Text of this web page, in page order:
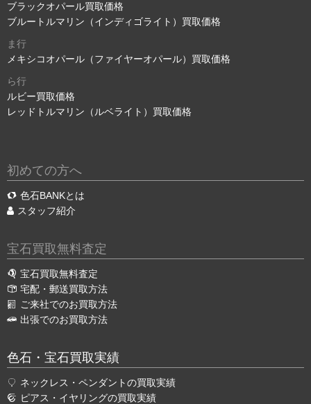
ブラックオパール買取価格
ブルートルマリン（インディゴライト）買取価格
ま行
メキシコオパール（ファイヤーオパール）買取価格
ら行
ルビー買取価格
レッドトルマリン（ルベライト）買取価格
初めての方へ
色石BANKとは
スタッフ紹介
宝石買取無料査定
宝石買取無料査定
宅配・郵送買取方法
ご来社でのお買取方法
出張でのお買取方法
色石・宝石買取実績
ネックレス・ペンダントの買取実績
ピアス・イヤリングの買取実績